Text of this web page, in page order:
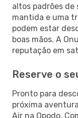
altos padrões de
mantida e uma
podem estar
boas mãos. A
reputação em
Reserve o
Pronto para
próxima
Air na Opodo.